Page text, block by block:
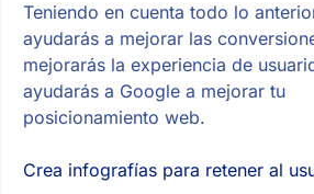
Teniendo en cuenta todo lo
ayudarás a mejorar las
mejorarás la experiencia de
ayudarás a Google a mejorar tu
posicionamiento web.
Crea infografías para retener al